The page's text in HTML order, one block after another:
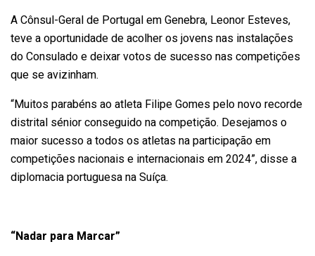
A Cônsul-Geral de Portugal em Genebra, Leonor Esteves,
teve a oportunidade de acolher os jovens nas instalações
do Consulado e deixar votos de sucesso nas competições
que se avizinham.
“Muitos parabéns ao atleta Filipe Gomes pelo novo recorde
distrital sénior conseguido na competição. Desejamos o
maior sucesso a todos os atletas na participação em
competições nacionais e internacionais em 2024”, disse a
diplomacia portuguesa na Suíça.
“Nadar para Marcar”